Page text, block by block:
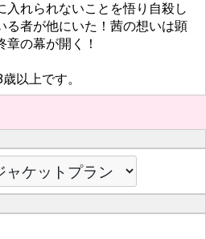
入れられないことを悟り自殺し
る者が他にいた！茜の想いは顕
の幕が開く！
以上です。